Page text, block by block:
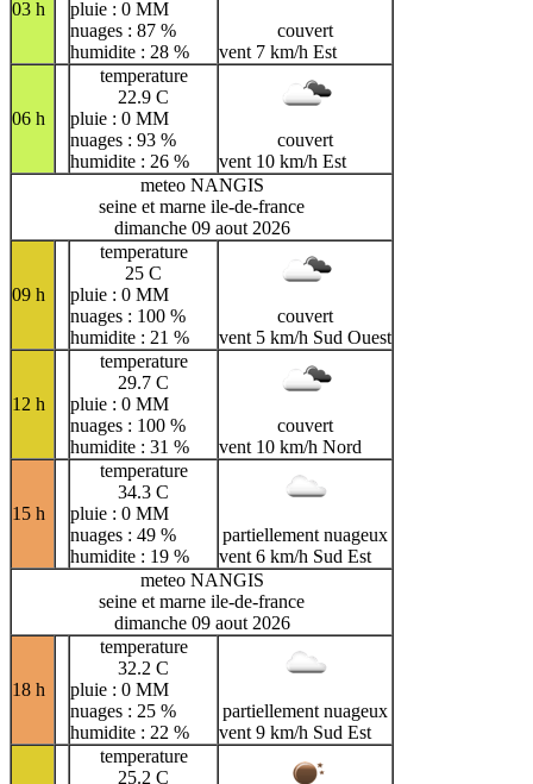
03 h
pluie : 0 MM
nuages : 87 %
humidite : 28 %
couvert
vent 7 km/h Est
06 h
temperature
22.9 C
pluie : 0 MM
nuages : 93 %
humidite : 26 %
couvert
vent 10 km/h Est
meteo NANGIS
seine et marne ile-de-france
dimanche 09 aout 2026
09 h
temperature
25 C
pluie : 0 MM
nuages : 100 %
humidite : 21 %
couvert
vent 5 km/h Sud Ouest
12 h
temperature
29.7 C
pluie : 0 MM
nuages : 100 %
humidite : 31 %
couvert
vent 10 km/h Nord
15 h
temperature
34.3 C
pluie : 0 MM
nuages : 49 %
humidite : 19 %
partiellement nuageux
vent 6 km/h Sud Est
meteo NANGIS
seine et marne ile-de-france
dimanche 09 aout 2026
18 h
temperature
32.2 C
pluie : 0 MM
nuages : 25 %
humidite : 22 %
partiellement nuageux
vent 9 km/h Sud Est
temperature
25.2 C